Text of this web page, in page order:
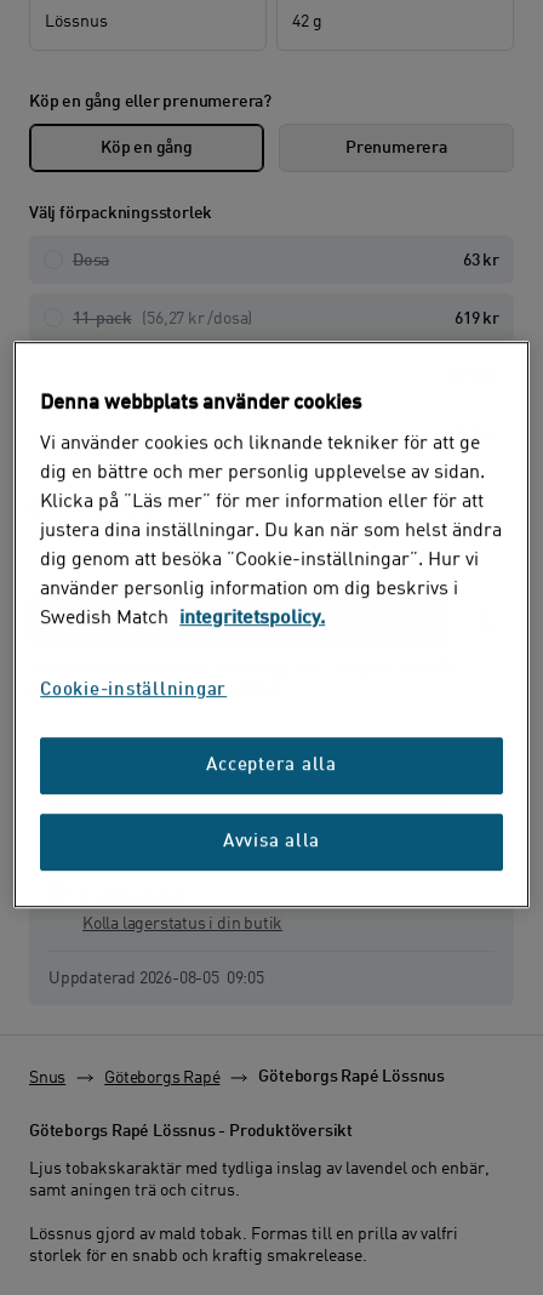
Lössnus
42 g
Köp en gång eller prenumerera?
Köp en gång Prenumerera
Välj förpackningsstorlek
Dosa 63 kr
11-pack (56,27 kr /dosa 619 kr
50-pack (55,18 kr / dosa ) 2 759 kr
Bevaka produkt
information om personuppgifter
Webblager
Tillfälligt slut i lager
Bevaka
Kolla lagerstatus i din butik
Lagerstatus senast uppdaterad:
Uppdaterad 2026-08-05 09:05
Snus Göteborgs Rapé Göteborgs Rapé Lössnus
Göteborgs Rapé Lössnus - Produktöversikt
Ljus tobakskaraktär med tydliga inslag av lavendel och enbär,
samt aningen trä och citrus.
Lössnus gjord av mald tobak. Formas till en prilla av valfri
storlek för en snabb och kraftig smakrelease.
Denna webbplats använder cookies
Vi använder cookies och liknande tekniker för att ge
dig en bättre och mer personlig upplevelse av sidan.
Klicka på ”Läs mer” för mer information eller för att
justera dina inställningar. Du kan när som helst ändra
dig genom att besöka ”Cookie-inställningar”. Hur vi
använder personlig information om dig beskrivs i
Swedish Match
integritetspolicy.
Cookie-inställningar
Acceptera alla
Avvisa alla